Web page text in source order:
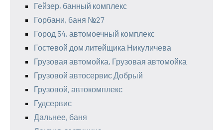
Гейзер, банный комплекс
Горбани, баня №27
Город 54, автомоечный комплекс
Гостевой дом литейщика Никуличева
Грузовая автомойка, Грузовая автомойка
Грузовой автосервис Добрый
Грузовой, автокомплекс
Гудсервис
Дальнее, баня